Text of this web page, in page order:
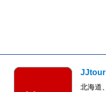
JJtour
北海道